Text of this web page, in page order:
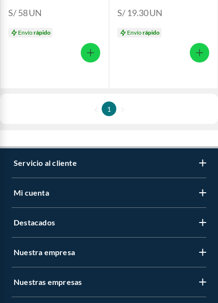
S/ 58UN
Envíorápido
S/ 19.30UN
Envíorápido
1
Servicio al cliente
Mi cuenta
Destacados
Nuestra empresa
Nuestras empresas